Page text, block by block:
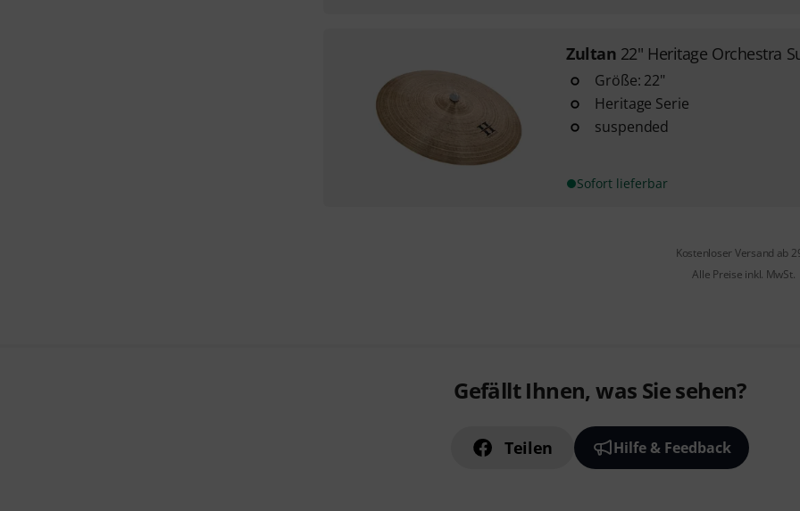
Zultan 22" Heritage Orchestra
Größe: 22"
Heritage Serie
suspended
Sofort lieferbar
Kostenloser Versand ab
Alle Preise inkl. MwSt.
Gefällt Ihnen, was Sie sehen?
Teilen Hilfe & Feedback